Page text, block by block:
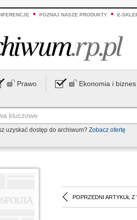
POZNAJ NASZE PRODUKTY E-
Prawo Ekonomia i biznes
uzyskać dostęp do archiwum? Zobacz ofertę
POPRZEDNI ARTYKUŁ Z